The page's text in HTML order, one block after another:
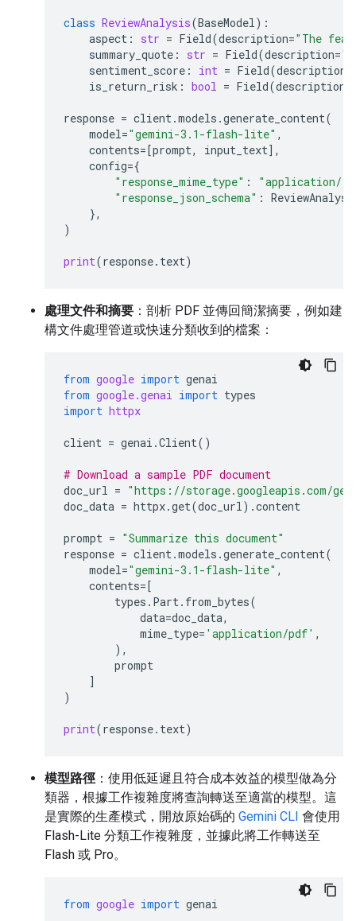
class ReviewAnalysis(BaseModel):
aspect : str = Field(description="The
summary_quote : str = Field(description=
sentiment_score : int = Field(description
is_return_risk : bool = Field(description
response = client.models .generate_content(
model="gemini-3.1-flash-lite" ,
contents=[prompt, input_text],
config={
"response_mime_type" :
"application/
"response_json_schema" :
},
)
print(response. text)
處理文件和摘要 ：剖析 PDF 並傳回簡潔摘要，例如建
構文件處理管道或快速分類收到的檔案：
from google import genai
from google.genai import types
import httpx
client = genai .Client()
# Download a sample PDF document
doc_url = "https://storage.googleapis.com/
doc_data = httpx.get(doc_url) .content
prompt = "Summarize this document"
response = client.models .generate_content(
model="gemini-3.1-flash-lite" ,
contents=[
types . Part. from_bytes(
data=doc_data,
mime_type= 'application/pdf' ,
),
prompt
]
)
print(response. text)
模型路徑 ：使用低延遲且符合成本效益的模型做為分
類器，根據工作複雜度將查詢轉送至適當的模型。這
是實際的生產模式，開放原始碼的 Gemini CLI 會使用
Flash-Lite 分類工作複雜度，並據此將工作轉送至
Flash 或 Pro。
from google import genai